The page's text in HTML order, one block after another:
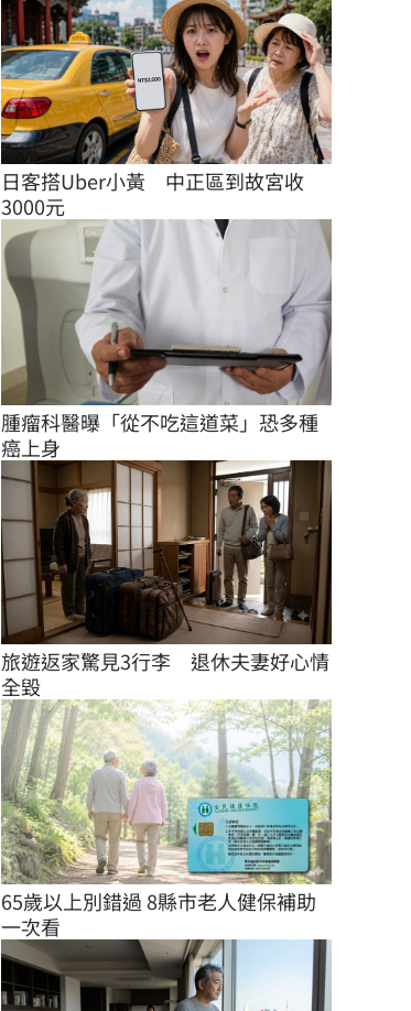
日客搭Uber小黃　中正區到故宮收
3000元
腫瘤科醫曝「從不吃這道菜」恐多種
癌上身
旅遊返家驚見3行李　退休夫妻好心情
全毀
65歲以上別錯過 8縣市老人健保補助
一次看